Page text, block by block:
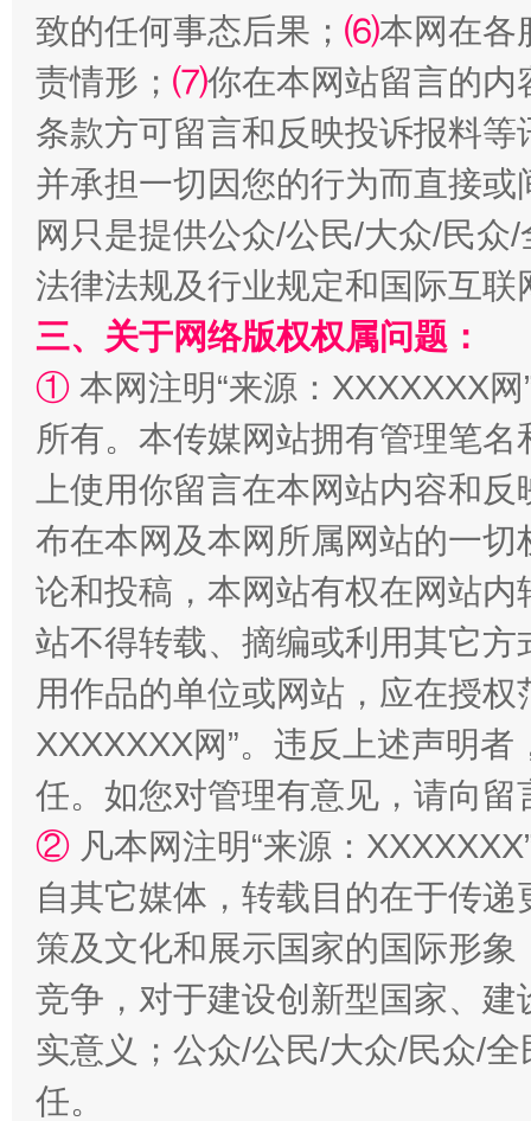
全民健身五年计划来了！等你上场
阿坝州三大球赛在茂县开幕 规模
国家大学科技园优化重塑工作
扯下公款旅游的“隐身衣” 如何以
致的任何事态后果； ⑹本网在各
责情形； ⑺你在本网站留言的内
条款方可留言和反映投诉报料
并承担一切因您的行为而直接
网只是提供公众/公民/大众/民
法律法规及行业规定和国际互
三、关于网络版权权属问题：
① 本网注明“来源：XXXXXXX
所有。本传媒网站拥有管理笔
上使用你留言在本网站内容和
布在本网及本网所属网站的一
论和投稿，本网站有权在网站
站不得转载、摘编或利用其它
用作品的单位或网站，应在授
XXXXXXX网”。违反上述声明
任。如您对管理有意见，请向
② 凡本网注明“来源：
自其它媒体，转载目的在于传
策及文化和展示国家的国际形
竞争，对于建设创新型国家、
实意义；公众/公民/大众/民众/
任。